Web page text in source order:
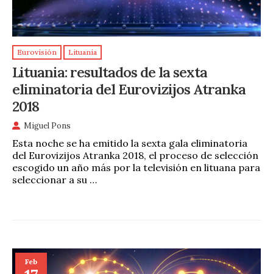
Eurovisión Lituania
Lituania: resultados de la sexta
eliminatoria del Eurovizijos Atranka
2018
Miguel Pons
Esta noche se ha emitido la sexta gala eliminatoria
del Eurovizijos Atranka 2018, el proceso de selección
escogido un año más por la televisión en lituana para
seleccionar a su …
Feb